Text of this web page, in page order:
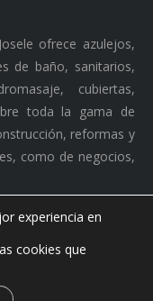
ofrece azulejos,
de baño, sanitarios,
cubiertas,
toda la gama de
reformas y
como de negocios,
reservados. ·
S.L.
experiencia en
cookies que